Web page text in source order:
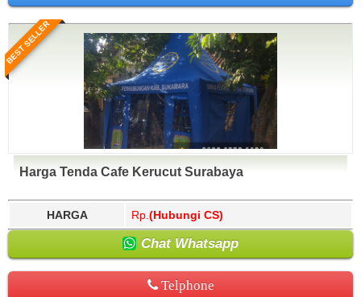
BEST SELLER
Harga Tenda Cafe Kerucut Surabaya
HARGA Rp. (Hubungi CS)
Chat Whatsapp
Telphone